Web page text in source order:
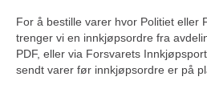
For å bestille varer hvor Politiet eller
trenger vi en innkjøpsordre fra
PDF, eller via Forsvarets
sendt varer før innkjøpsordre er på